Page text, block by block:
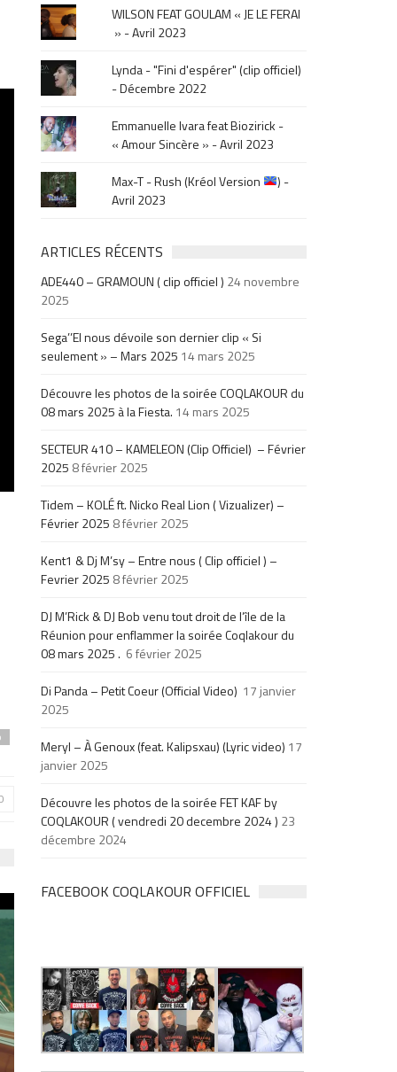
WILSON FEAT GOULAM « JE LE FERAI
» - Avril 2023
Lynda - "Fini d'espérer" (clip officiel)
- Décembre 2022
Emmanuelle Ivara feat Biozirick -
« Amour Sincère » - Avril 2023
Max-T - Rush (Kréol Version
) -
Avril 2023
ARTICLES RÉCENTS
ADE440 – GRAMOUN ( clip officiel ) 24 novembre
2025
Sega’’El nous dévoile son dernier clip « Si
seulement » – Mars 2025 14 mars 2025
Découvre les photos de la soirée COQLAKOUR du
08 mars 2025 à la Fiesta. 14 mars 2025
SECTEUR 410 – KAMELEON (Clip Officiel) – Février
2025 8 février 2025
Tidem – KOLÉ ft. Nicko Real Lion ( Vizualizer) –
Février 2025 8 février 2025
Kent1 & Dj M’sy – Entre nous ( Clip officiel ) –
Fevrier 2025 8 février 2025
DJ M’Rick & DJ Bob venu tout droit de l’île de la
Réunion pour enflammer la soirée Coqlakour du
08 mars 2025 . 6 février 2025
Di Panda – Petit Coeur (Official Video) 17 janvier
2025
Meryl – À Genoux (feat. Kalipsxau) (Lyric video) 17
janvier 2025
Découvre les photos de la soirée FET KAF by
COQLAKOUR ( vendredi 20 decembre 2024 ) 23
décembre 2024
FACEBOOK COQLAKOUR OFFICIEL